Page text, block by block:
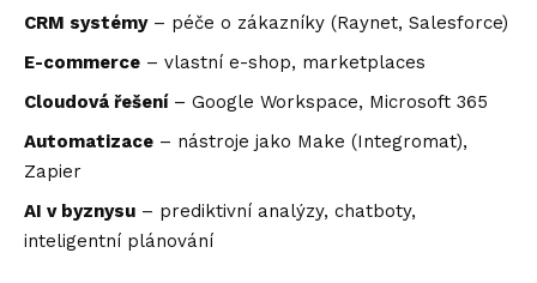
CRM systémy– péče o zákazníky (Raynet, Salesforce)
E-commerce – vlastní e-shop, marketplaces
Cloudová řešení– Google Workspace, Microsoft 365
Automatizace – nástroje jako Make (Integromat),
Zapier
AI v byznysu – prediktivní analýzy, chatboty,
inteligentní plánování